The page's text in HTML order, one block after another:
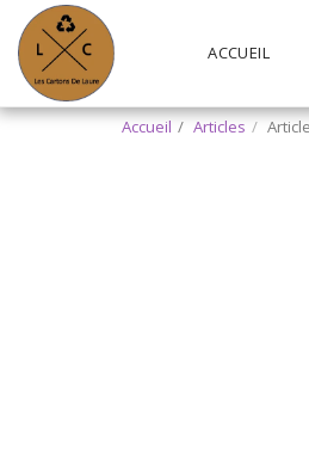
ACCUEIL
Accueil Articles